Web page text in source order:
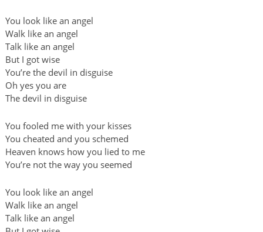
You look like an angel
Walk like an angel
Talk like an angel
But I got wise
You’re the devil in disguise
Oh yes you are
The devil in disguise
You fooled me with your kisses
You cheated and you schemed
Heaven knows how you lied to me
You’re not the way you seemed
You look like an angel
Walk like an angel
Talk like an angel